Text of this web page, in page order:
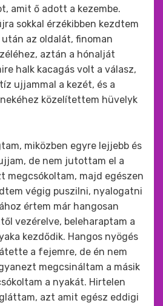
amit ő adott a kezembe.
sokkal érzékibben kezdtem
az oldalát, finoman
aztán a hónalját
halk kacagás volt a válasz,
ujjammal a kezét, és a
közelítettem hüvelyk
miközben egyre lejjebb és
de nem jutottam el a
megcsókoltam, majd egészen
végig puszilni, nyalogatni
értem már hangosan
vezérelve, beleharaptam a
kezdődik. Hangos nyögés
a fejemre, de én nem
megcsináltam a másik
a nyakát. Hirtelen
azt amit egész eddigi